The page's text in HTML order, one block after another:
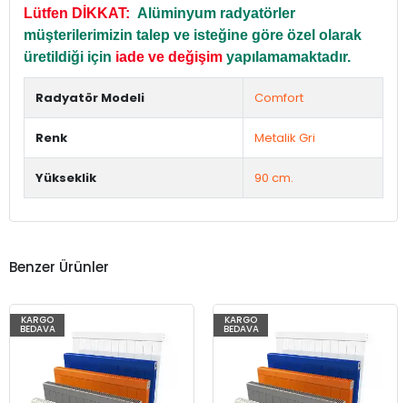
Lütfen DİKKAT: Alüminyum radyatörler
müşterilerimizin talep ve isteğine göre özel olarak
üretildiği için iade ve değişim yapılamamaktadır.
Radyatör Modeli Comfort
Renk Metalik Gri
Yükseklik 90 cm.
Benzer Ürünler
KARGO
BEDAVA
KARGO
BEDAVA